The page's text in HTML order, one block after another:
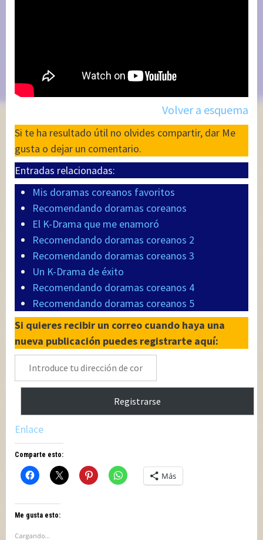
Volver a esquema
Si te ha resultado útil no olvides compartir, dar Me
gusta o dejar un comentario.
Entradas relacionadas:
Mis doramas coreanos favoritos
Recomendando doramas coreanos
El K-Drama que me enamoró
Recomendando doramas coreanos 2
Recomendando doramas coreanos 3
Un K-Drama de éxito
Recomendando doramas coreanos 4
Recomendando doramas coreanos 5
Si quieres recibir un correo cuando haya una
nueva publicación puedes registrarte aquí:
Introduce
tu
correo
electrónico
Registrarse
Enlace
Comparte esto:
Más
Me gusta esto:
Cargando...